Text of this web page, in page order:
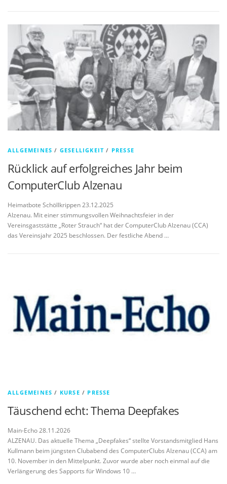
ALLGEMEINES / GESELLIGKEIT / PRESSE
Rücklick auf erfolgreiches Jahr beim
ComputerClub Alzenau
Heimatbote Schöllkrippen 23.12.2025
Alzenau. Mit einer stimmungsvollen Weihnachtsfeier in der
Vereinsgaststätte „Roter Strauch“ hat der ComputerClub Alzenau (CCA)
das Vereinsjahr 2025 beschlossen. Der festliche Abend …
ALLGEMEINES / KURSE / PRESSE
Täuschend echt: Thema Deepfakes
Main-Echo 28.11.2026
ALZENAU. Das aktuelle Thema „Deepfakes“ stellte Vorstandsmitglied Hans
Kullmann beim jüngsten Clubabend des ComputerClubs Alzenau (CCA) am
10. November in den Mittelpunkt. Zuvor wurde aber noch einmal auf die
Verlängerung des Sapports für Windows 10 …